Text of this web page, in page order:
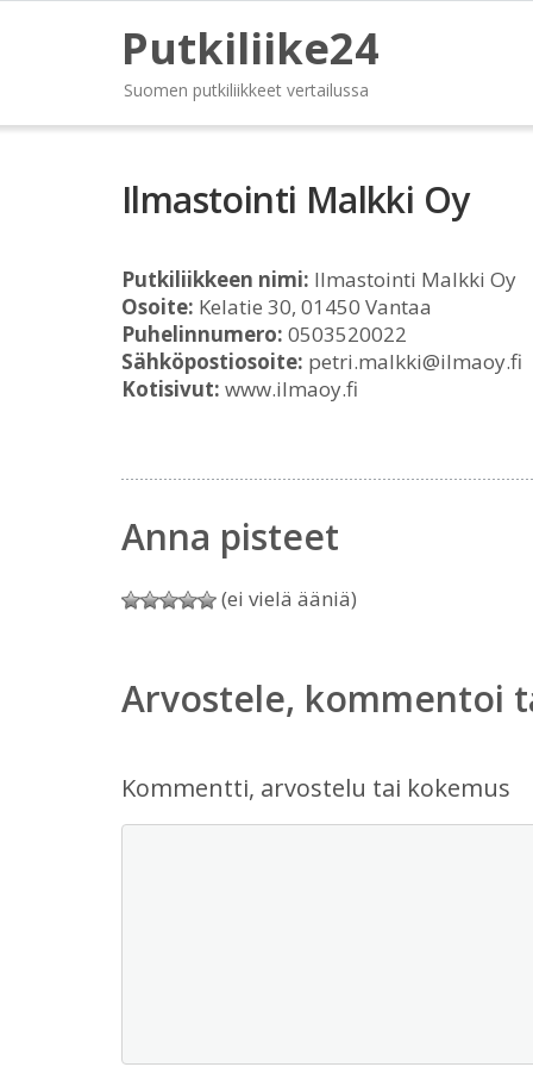
Putkiliike24
Suomen putkiliikkeet vertailussa
Ilmastointi Malkki Oy
Putkiliikkeen nimi: Ilmastointi Malkki Oy
Osoite: Kelatie 30, 01450 Vantaa
Puhelinnumero: 0503520022
Sähköpostiosoite: petri.malkki@ilmaoy.fi
Kotisivut: www.ilmaoy.fi
Anna pisteet
(ei vielä ääniä)
Arvostele, kommentoi
Kommentti, arvostelu tai kokemus